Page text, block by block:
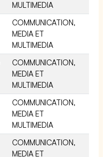
MULTIMEDIA
COMMUNICATION,
MEDIA ET
MULTIMEDIA
COMMUNICATION,
MEDIA ET
MULTIMEDIA
COMMUNICATION,
MEDIA ET
MULTIMEDIA
COMMUNICATION,
MEDIA ET